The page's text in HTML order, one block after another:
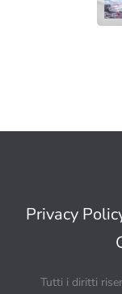
Privacy
Tutti i diritti